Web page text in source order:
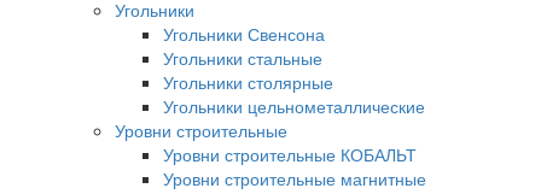
Угольники
Угольники Свенсона
Угольники стальные
Угольники столярные
Угольники цельнометаллические
Уровни строительные
Уровни строительные КОБАЛЬТ
Уровни строительные магнитные